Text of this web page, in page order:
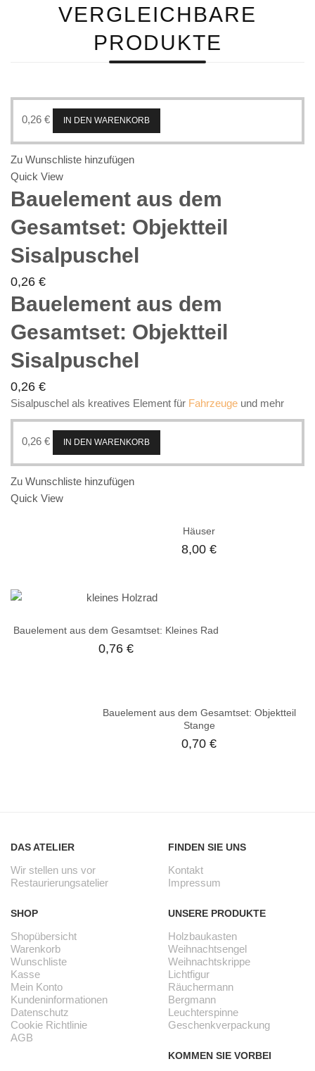
VERGLEICHBARE
PRODUKTE
0,26 € IN DEN WARENKORB
Zu Wunschliste hinzufügen
Quick View
Bauelement aus dem
Gesamtset: Objektteil
Sisalpuschel
0,26 €
Bauelement aus dem
Gesamtset: Objektteil
Sisalpuschel
0,26 €
Sisalpuschel als kreatives Element für Fahrzeuge und mehr
0,26 € IN DEN WARENKORB
Zu Wunschliste hinzufügen
Quick View
Häuser
8,00 €
Bauelement aus dem Gesamtset: Kleines Rad
0,76 €
Bauelement aus dem Gesamtset: Objektteil
Stange
0,70 €
DAS ATELIER
Wir stellen uns vor
Restaurierungsatelier
SHOP
Shopübersicht
Warenkorb
Wunschliste
Kasse
Mein Konto
Kundeninformationen
Datenschutz
Cookie Richtlinie
AGB
FINDEN SIE UNS
Kontakt
Impressum
UNSERE PRODUKTE
Holzbaukasten
Weihnachtsengel
Weihnachtskrippe
Lichtfigur
Räuchermann
Bergmann
Leuchterspinne
Geschenkverpackung
KOMMEN SIE VORBEI